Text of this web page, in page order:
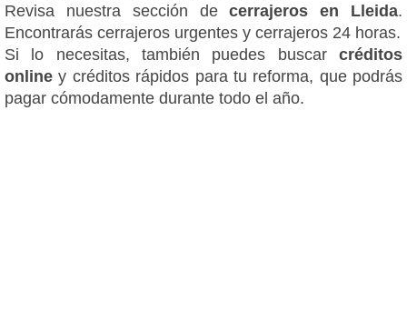
Revisa nuestra sección decerrajeros en Lleida.
Encontrarás cerrajeros urgentes y cerrajeros 24 horas.
Si lo necesitas, también puedes buscar créditos
onliney créditos rápidos para tu reforma, que podrás
pagar cómodamente durante todo el año.